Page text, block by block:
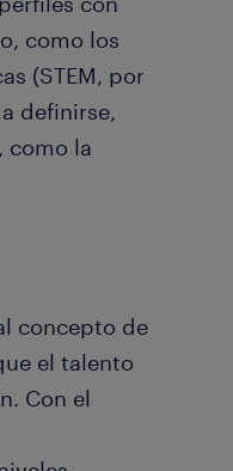
como los
(STEM, por
definirse,
como la
concepto de
el talento
Con el